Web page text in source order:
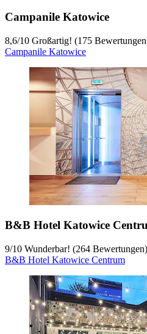
Campanile Katowice
8,6/10 Großartig! (175
Campanile Katowice
B&B Hotel Katowice
9/10 Wunderbar! (264 Bewertungen)
B&B Hotel Katowice Centrum